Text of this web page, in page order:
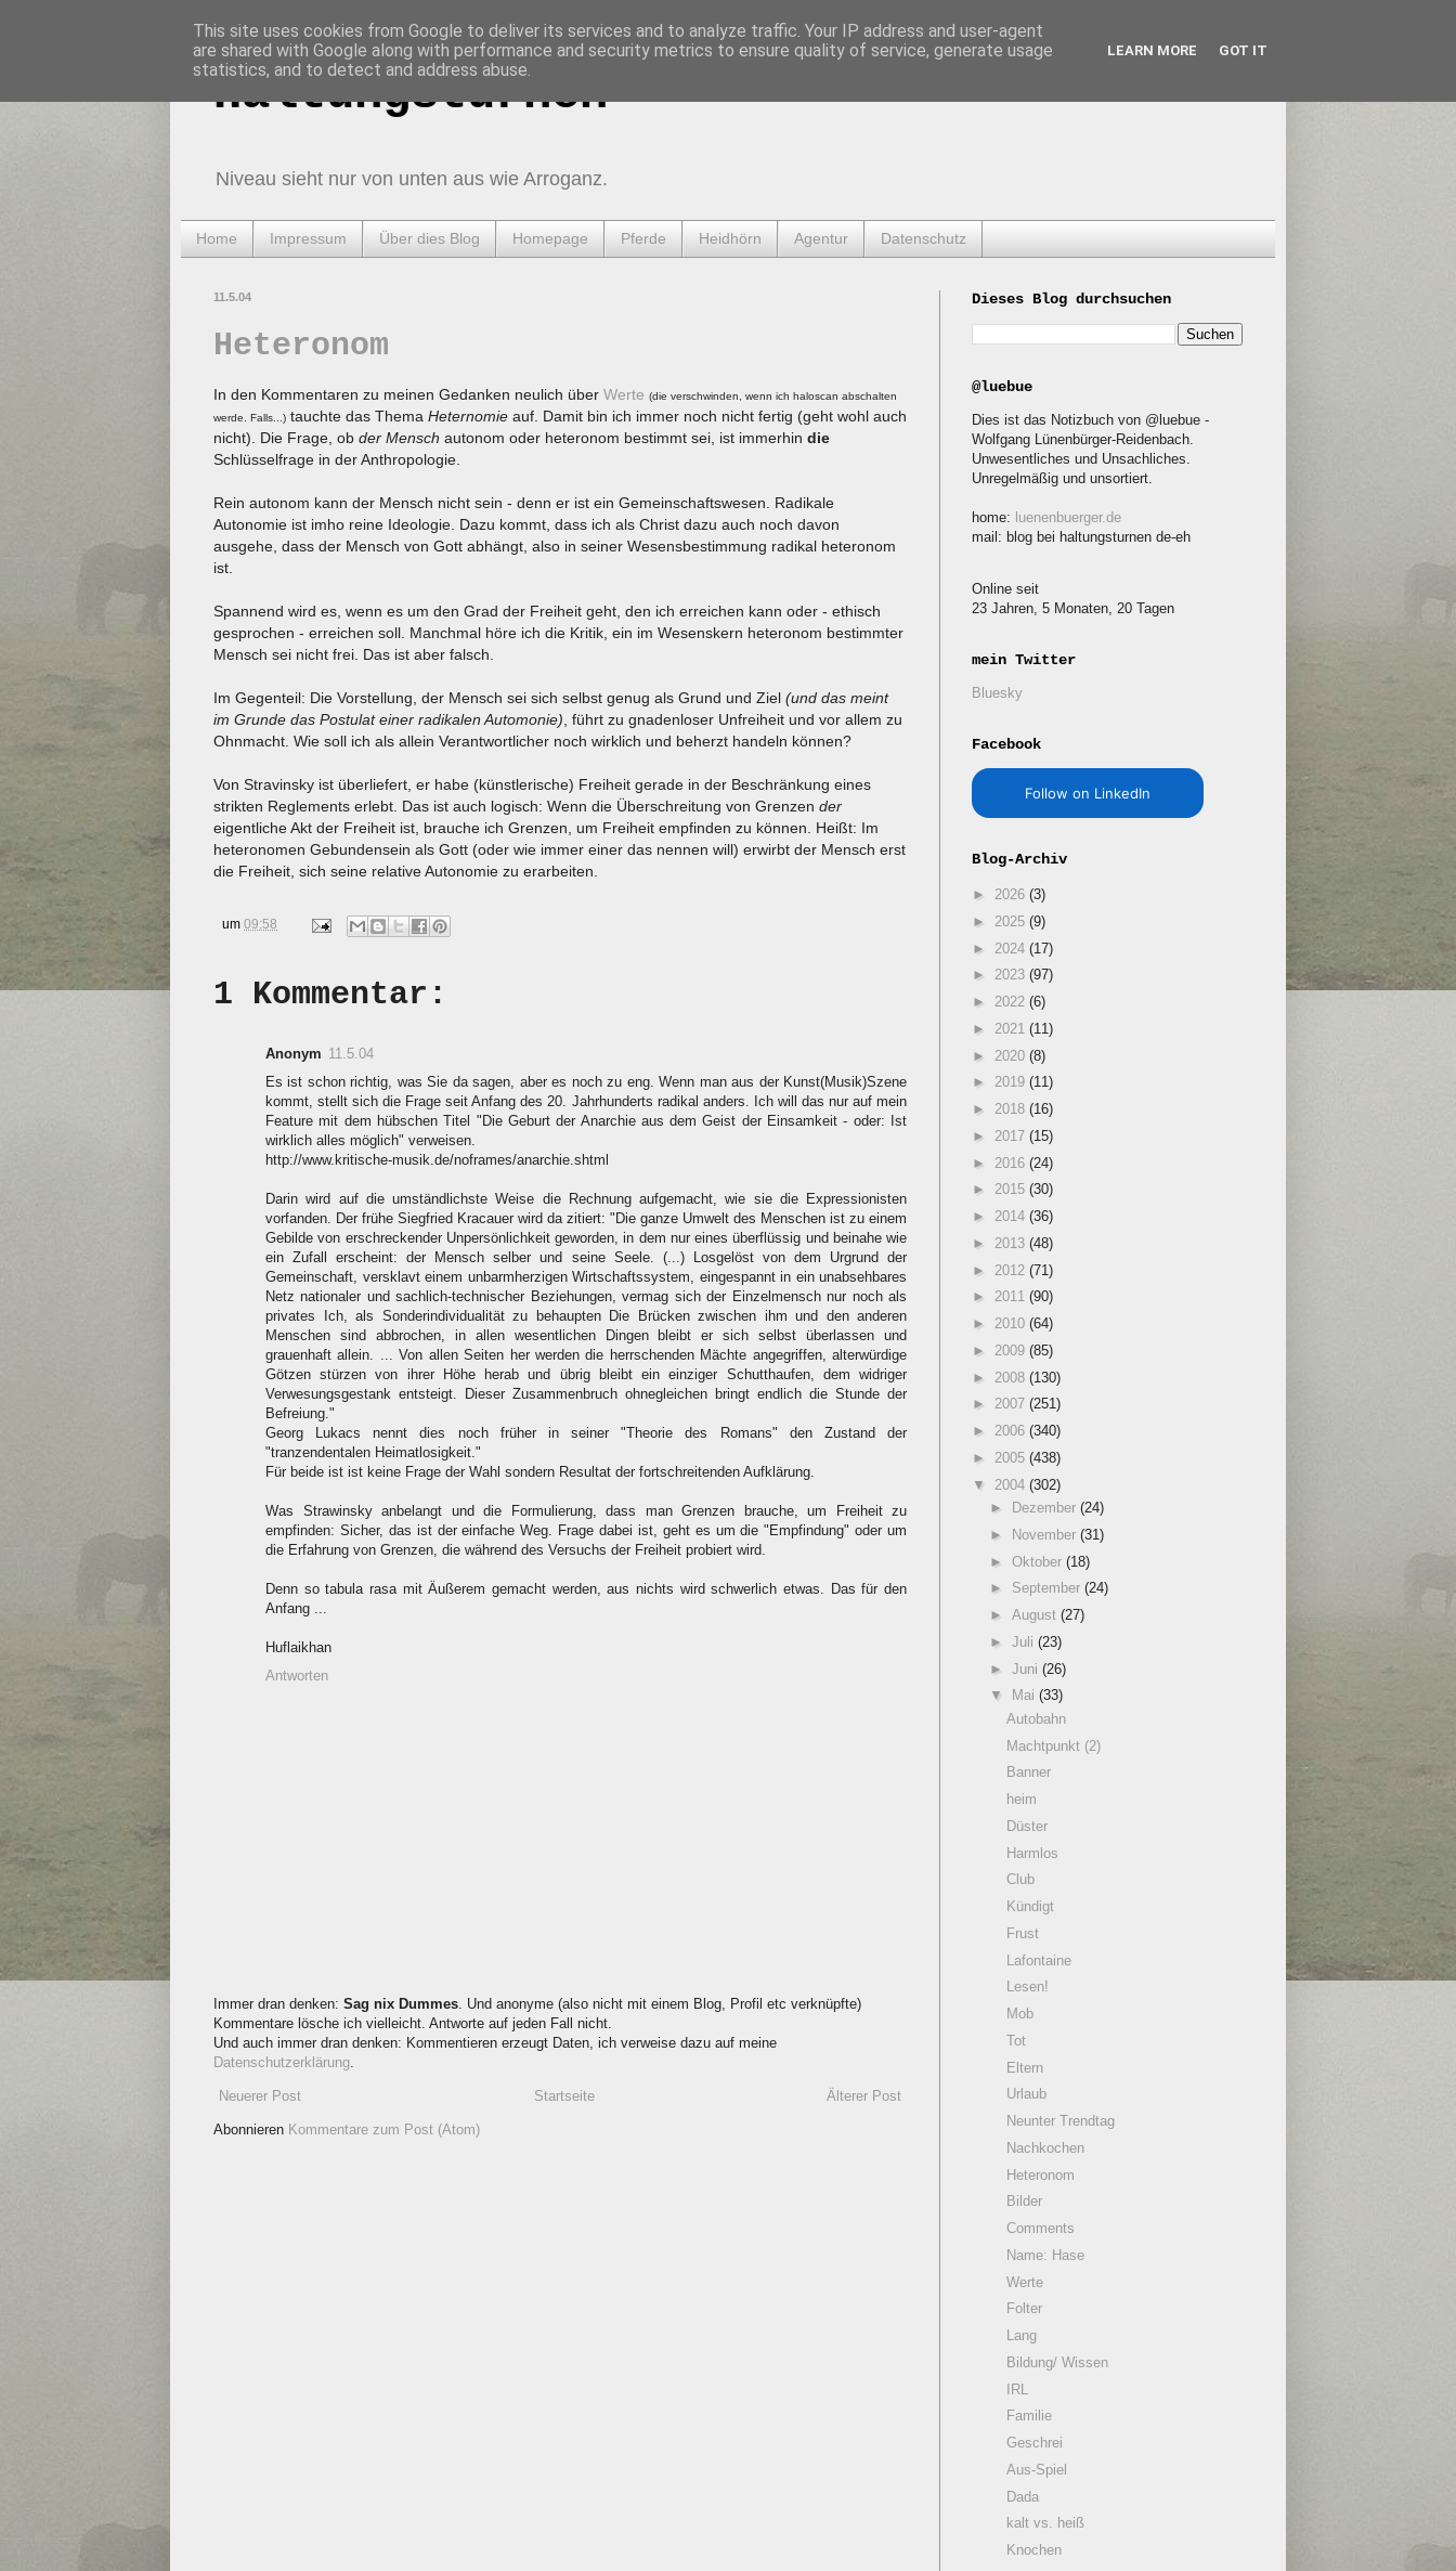
Haltungsturnen
Niveau sieht nur von unten aus wie Arroganz.
Home Impressum Über dies Blog Homepage Pferde Heidhörn Agentur Datenschutz
11.5.04
Heteronom
In den Kommentaren zu meinen Gedanken neulich über Werte (die verschwinden, wenn ich haloscan abschalten
werde. Falls...) tauchte das Thema Heternomie auf. Damit bin ich immer noch nicht fertig (geht wohl auch
nicht). Die Frage, ob der Mensch autonom oder heteronom bestimmt sei, ist immerhin die
Schlüsselfrage in der Anthropologie.
Rein autonom kann der Mensch nicht sein - denn er ist ein Gemeinschaftswesen. Radikale
Autonomie ist imho reine Ideologie. Dazu kommt, dass ich als Christ dazu auch noch davon
ausgehe, dass der Mensch von Gott abhängt, also in seiner Wesensbestimmung radikal heteronom
ist.
Spannend wird es, wenn es um den Grad der Freiheit geht, den ich erreichen kann oder - ethisch
gesprochen - erreichen soll. Manchmal höre ich die Kritik, ein im Wesenskern heteronom bestimmter
Mensch sei nicht frei. Das ist aber falsch.
Im Gegenteil: Die Vorstellung, der Mensch sei sich selbst genug als Grund und Ziel (und das meint
im Grunde das Postulat einer radikalen Automonie) , führt zu gnadenloser Unfreiheit und vor allem zu
Ohnmacht. Wie soll ich als allein Verantwortlicher noch wirklich und beherzt handeln können?
Von Stravinsky ist überliefert, er habe (künstlerische) Freiheit gerade in der Beschränkung eines
strikten Reglements erlebt. Das ist auch logisch: Wenn die Überschreitung von Grenzen der
eigentliche Akt der Freiheit ist, brauche ich Grenzen, um Freiheit empfinden zu können. Heißt: Im
heteronomen Gebundensein als Gott (oder wie immer einer das nennen will) erwirbt der Mensch erst
die Freiheit, sich seine relative Autonomie zu erarbeiten.
um 09:58
1 Kommentar:
Anonym 11.5.04
Es ist schon richtig, was Sie da sagen, aber es noch zu eng. Wenn man aus der Kunst(Musik)Szene
kommt, stellt sich die Frage seit Anfang des 20. Jahrhunderts radikal anders. Ich will das nur auf mein
Feature mit dem hübschen Titel "Die Geburt der Anarchie aus dem Geist der Einsamkeit - oder: Ist
wirklich alles möglich" verweisen.
http://www.kritische-musik.de/noframes/anarchie.shtml
Darin wird auf die umständlichste Weise die Rechnung aufgemacht, wie sie die Expressionisten
vorfanden. Der frühe Siegfried Kracauer wird da zitiert: "Die ganze Umwelt des Menschen ist zu einem
Gebilde von erschreckender Unpersönlichkeit geworden, in dem nur eines überflüssig und beinahe wie
ein Zufall erscheint: der Mensch selber und seine Seele. (...) Losgelöst von dem Urgrund der
Gemeinschaft, versklavt einem unbarmherzigen Wirtschaftssystem, eingespannt in ein unabsehbares
Netz nationaler und sachlich-technischer Beziehungen, vermag sich der Einzelmensch nur noch als
privates Ich, als Sonderindividualität zu behaupten Die Brücken zwischen ihm und den anderen
Menschen sind abbrochen, in allen wesentlichen Dingen bleibt er sich selbst überlassen und
grauenhaft allein. ... Von allen Seiten her werden die herrschenden Mächte angegriffen, alterwürdige
Götzen stürzen von ihrer Höhe herab und übrig bleibt ein einziger Schutthaufen, dem widriger
Verwesungsgestank entsteigt. Dieser Zusammenbruch ohnegleichen bringt endlich die Stunde der
Befreiung."
Georg Lukacs nennt dies noch früher in seiner "Theorie des Romans" den Zustand der
"tranzendentalen Heimatlosigkeit."
Für beide ist ist keine Frage der Wahl sondern Resultat der fortschreitenden Aufklärung.
Was Strawinsky anbelangt und die Formulierung, dass man Grenzen brauche, um Freiheit zu
empfinden: Sicher, das ist der einfache Weg. Frage dabei ist, geht es um die "Empfindung" oder um
die Erfahrung von Grenzen, die während des Versuchs der Freiheit probiert wird.
Denn so tabula rasa mit Äußerem gemacht werden, aus nichts wird schwerlich etwas. Das für den
Anfang ...
Huflaikhan
Antworten
Immer dran denken: Sag nix Dummes. Und anonyme (also nicht mit einem Blog, Profil etc verknüpfte)
Kommentare lösche ich vielleicht. Antworte auf jeden Fall nicht.
Und auch immer dran denken: Kommentieren erzeugt Daten, ich verweise dazu auf meine
Datenschutzerklärung.
Neuerer Post Älterer Post
Startseite
Abonnieren Kommentare zum Post (Atom)
Dieses Blog durchsuchen
@luebue
Dies ist das Notizbuch von @luebue -
Wolfgang Lünenbürger-Reidenbach.
Unwesentliches und Unsachliches.
Unregelmäßig und unsortiert.
home: luenenbuerger.de
mail: blog bei haltungsturnen de-eh
Online seit
23 Jahren, 5 Monaten, 20 Tagen
mein Twitter
Bluesky
Facebook
Follow on LinkedIn
Blog-Archiv
► 2026 (3)
► 2025 (9)
► 2024 (17)
► 2023 (97)
► 2022 (6)
► 2021 (11)
► 2020 (8)
► 2019 (11)
► 2018 (16)
► 2017 (15)
► 2016 (24)
► 2015 (30)
► 2014 (36)
► 2013 (48)
► 2012 (71)
► 2011 (90)
► 2010 (64)
► 2009 (85)
► 2008 (130)
► 2007 (251)
► 2006 (340)
► 2005 (438)
▼ 2004 (302)
►
Dezember (24)
►
November (31)
► Oktober (18)
► September (24)
► August (27)
► Juli (23)
► Juni (26)
▼
Mai (33)
Autobahn
Machtpunkt (2)
Banner
heim
Düster
Harmlos
Club
Kündigt
Frust
Lafontaine
Lesen!
Mob
Tot
Eltern
Urlaub
Neunter Trendtag
Nachkochen
Heteronom
Bilder
Comments
Name: Hase
Werte
Folter
Lang
Bildung/ Wissen
IRL
Familie
Geschrei
Aus-Spiel
Dada
kalt vs. heiß
Knochen
This site uses cookies from Google to deliver its services and to analyze traffic. Your IP address and user-agent
are shared with Google along with performance and security metrics to ensure quality of service, generate usage
statistics, and to detect and address abuse.
LEARN MORE GOT IT